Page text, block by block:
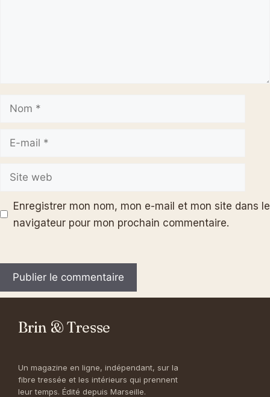
mail
web
Enregistrer mon nom, mon e-mail et mon site dans le
navigateur pour mon prochain commentaire.
Brin & Tresse
Un magazine en ligne, indépendant, sur la
fibre tressée et les intérieurs qui prennent
leur temps. Édité depuis Marseille.